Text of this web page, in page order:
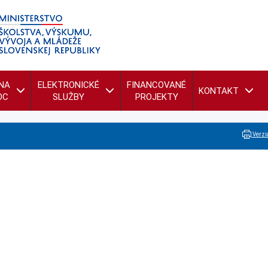
ELEKTRONICKÉ
SLUŽBY
FINANCOVANÉ
PROJEKTY
KONTAKT